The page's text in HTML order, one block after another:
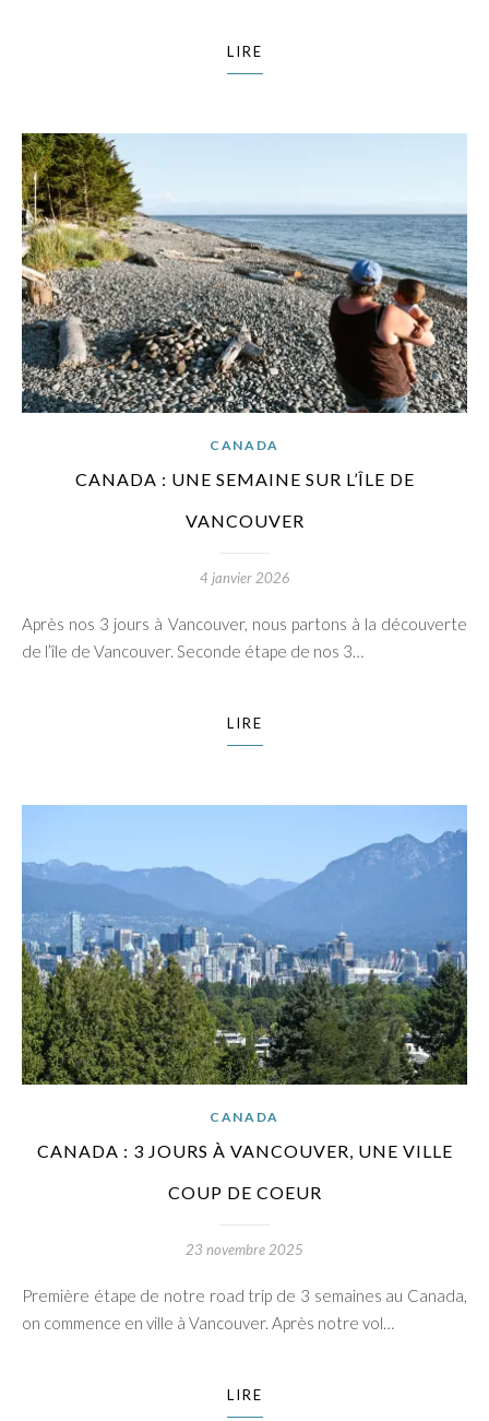
LIRE
CANADA
CANADA : UNE SEMAINE SUR L’ÎLE DE
VANCOUVER
4 janvier 2026
Après nos 3 jours à Vancouver, nous partons à la découverte
de l’île de Vancouver. Seconde étape de nos 3…
LIRE
CANADA
CANADA : 3 JOURS À VANCOUVER, UNE VILLE
COUP DE COEUR
23 novembre 2025
Première étape de notre road trip de 3 semaines au Canada,
on commence en ville à Vancouver. Après notre vol…
LIRE